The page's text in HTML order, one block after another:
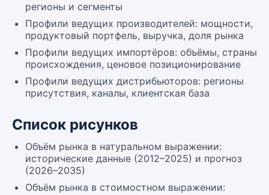
регионы и сегменты
Профили ведущих производителей: мощности,
продуктовый портфель, выручка, доля рынка
Профили ведущих импортёров: объёмы, страны
происхождения, ценовое позиционирование
Профили ведущих дистрибьюторов: регионы
присутствия, каналы, клиентская база
Список рисунков
Объём рынка в натуральном выражении:
исторические данные (2012–2025) и прогноз
(2026–2035)
Объём рынка в стоимостном выражении: